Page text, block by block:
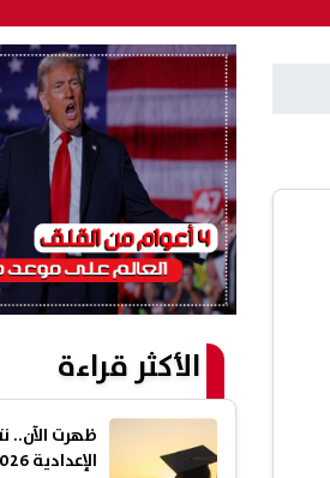
الأكثر قراءة
ظهرت الآن..